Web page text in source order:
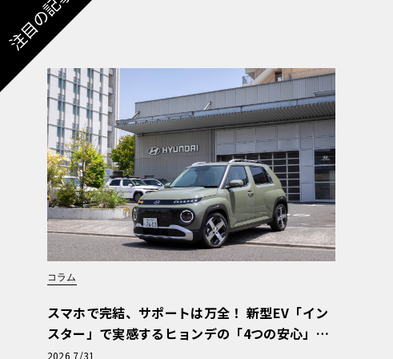
注目の記事
コラム
スマホで完結、サポートは万全！ 新型EV「イン
スター」で実感するヒョンデの「4つの安心」
【第1回・ヒョンデ6つの疑問：Why? Hyunda
2026 7/31